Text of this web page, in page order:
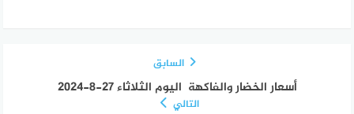
السابق
أسعار الخضار والفاكهة اليوم الثلاثاء 27-8-2024
التالي